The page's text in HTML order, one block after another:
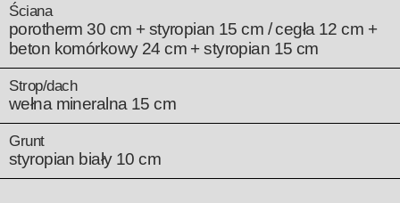
Ściana
porotherm 30 cm + styropian 15 cm / cegła 12 cm +
beton komórkowy 24 cm + styropian 15 cm
Strop/dach
wełna mineralna 15 cm
Grunt
styropian biały 10 cm